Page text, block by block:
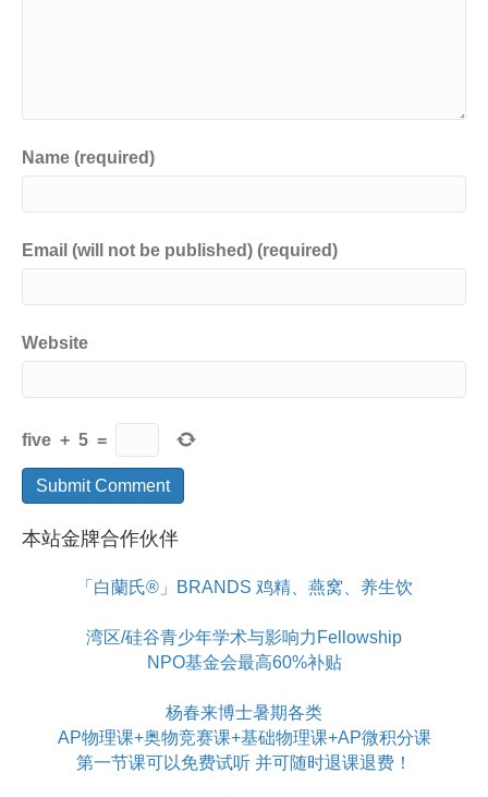
Name (required)
Email (will not be published) (required)
Website
five + 5 =
本站金牌合作伙伴
「白蘭氏®」BRANDS 鸡精、燕窝、养生饮
湾区/硅谷青少年学术与影响力Fellowship
NPO基金会最高60%补贴
杨春来博士暑期各类
AP物理课+奥物竞赛课+基础物理课+AP微积分课
第一节课可以免费试听 并可随时退课退费！